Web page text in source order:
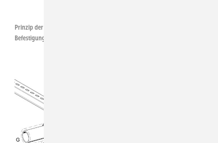
Prinzip der maximalen Rohrdurchbiegung und des daraus folgenden
Befestigungsabstandes. RSW = Rohrstützweite.